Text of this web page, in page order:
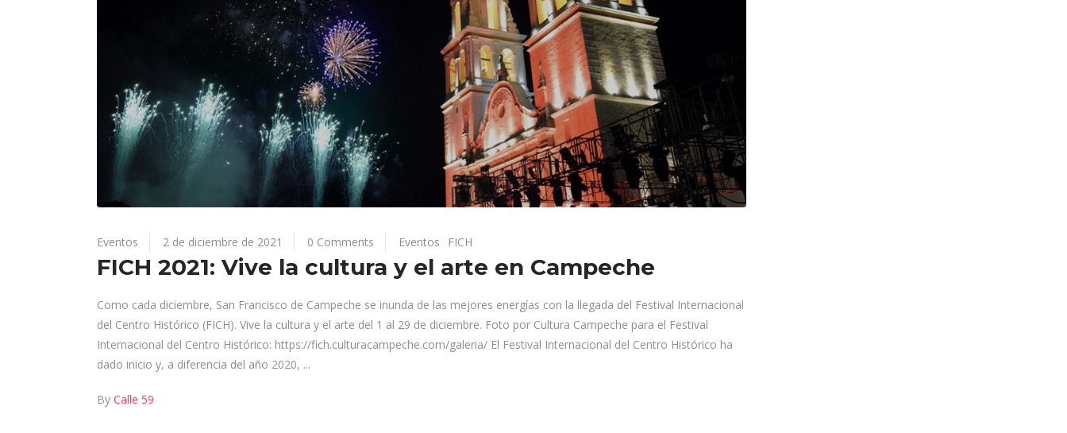
Eventos 2 de diciembre de 2021 0 Comments Eventos FICH
FICH 2021: Vive la cultura y el arte en Campeche
Como cada diciembre, San Francisco de Campeche se inunda de las mejores energías con la llegada del Festival Internacional
del Centro Histórico (FICH). Vive la cultura y el arte del 1 al 29 de diciembre. Foto por Cultura Campeche para el Festival
Internacional del Centro Histórico: https://fich.culturacampeche.com/galeria/ El Festival Internacional del Centro Histórico ha
dado inicio y, a diferencia del año 2020,
By Calle 59